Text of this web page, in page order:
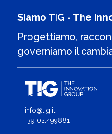
Siamo TIG - The
Progettiamo,
governiamo il
info@tig.it
+39 02.499881